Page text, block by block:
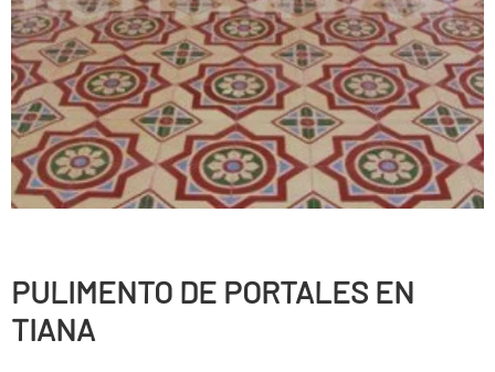
PULIMENTO DE PORTALES EN
TIANA